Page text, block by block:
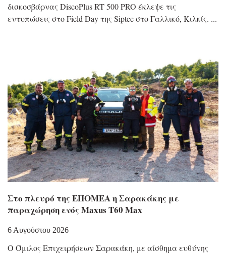
δισκοσβάρνας DiscoPlus RT 500 PRO έκλεψε τις
εντυπώσεις στο Field Day της Siptec στο Γαλλικό, Κιλκίς.
Στο πλευρό της ΕΠΟΜΕΑ η Σαρακάκης με
παραχώρηση ενός Maxus T60 Max
6 Αυγούστου 2026
Ο Όμιλος Επιχειρήσεων Σαρακάκη, με αίσθημα ευθύνης